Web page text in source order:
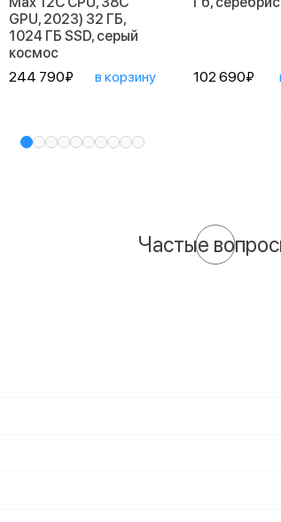
GPU, 2023) 32 ГБ,
1024 ГБ SSD, серый
космос
244 790₽
в корзину 102 690₽
Частые